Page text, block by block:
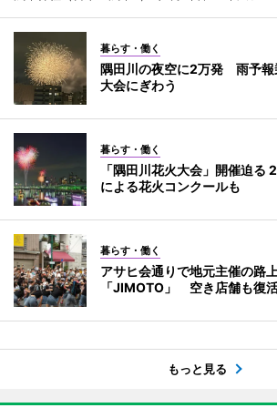
暮らす・働く
隅田川の夜空に2万発 雨予報
大会にぎわう
暮らす・働く
「隅田川花火大会」開催迫る
による花火コンクールも
暮らす・働く
アサヒ会通りで地元主催の路
「JIMOTO」 空き店舗も復
もっと見る